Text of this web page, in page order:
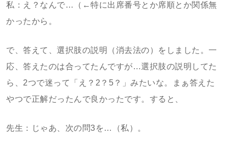
私：え？なんで…（←特に出席番号とか席順とか関係無
かったから。
で、答えて、選択肢の説明（消去法の）をしました。一
応、答えたのは合ってたんですが…選択肢の説明してた
ら、2つで迷って「え？2？5？」みたいな。まぁ答えた
やつで正解だったんで良かったです。すると、
先生：じゃあ、次の問3を…（私）。